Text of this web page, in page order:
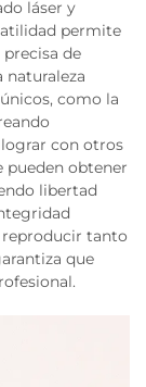
láser y
permite
de
naturaleza
como la
con otros
pueden obtener
libertad
reproducir tanto
que